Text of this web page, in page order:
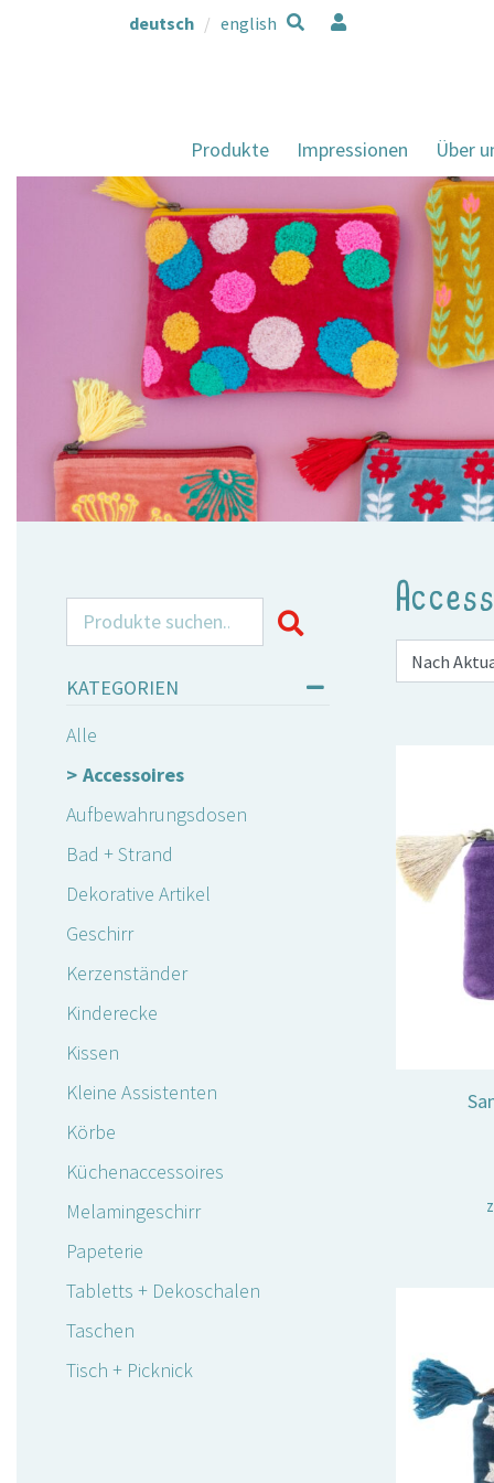
deutsch english
Produkte Impressionen Über
Search for:
KATEGORIEN
Alle
Accessoires
Aufbewahrungsdosen
Bad + Strand
Dekorative Artikel
Geschirr
Kerzenständer
Kinderecke
Kissen
Kleine Assistenten
Körbe
Küchenaccessoires
Melamingeschirr
Papeterie
Tabletts + Dekoschalen
Taschen
Tisch + Picknick